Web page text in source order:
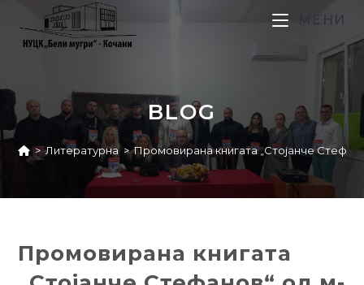
МЕНИ
BLOG
> Литературна > Промовирана книгата „Стојанче
Промовирана книгата